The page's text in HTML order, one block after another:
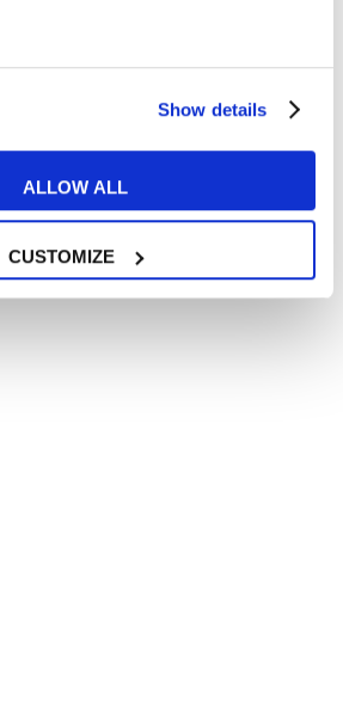
Show details
ALLOW ALL
CUSTOMIZE
Contatta la sede